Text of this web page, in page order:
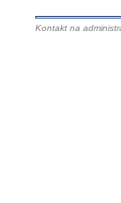
Kontakt na